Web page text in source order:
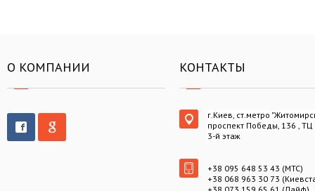
О КОМПАНИИ КОНТАКТЫ
г.Киев, ст.метро
проспект Победы, 136 , ТЦ
3-й этаж
+38 095 648 53 43 (МТС)
+38 068 963 30 73